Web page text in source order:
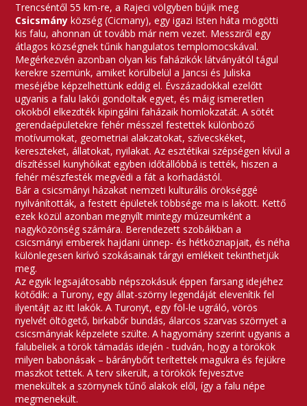
Trencséntől 55 km-re, a Rajeci völgyben bújik meg
Csicsmányközség (Cicmany), egy igazi Isten háta mögötti
kis falu, ahonnan út tovább már nem vezet. Messziről egy
átlagos községnek tűnik hangulatos templomocskával.
Megérkezvén azonban olyan kis faházikók látványától tágul
kerekre szemünk, amiket körülbelül a Jancsi és Juliska
meséjébe képzelhettünk eddig el. Évszázadokkal ezelőtt
ugyanis a falu lakói gondoltak egyet, és máig ismeretlen
okokból elkezdték kipingálni faházaik homlokzatát. A sötét
gerendaépületekre fehér mésszel festettek különböző
motívumokat, geometriai alakzatokat, szívecskéket,
kereszteket, állatokat, nyilakat. Az esztétikai szépségen kívül a
díszítéssel kunyhóikat egyben időtállóbbá is tették, hiszen a
fehér mészfesték megvédi a fát a korhadástól.
Bár a csicsmányi házakat nemzeti kulturális örökséggé
nyilvánították, a festett épületek többsége ma is lakott. Kettő
ezek közül azonban megnyílt mintegy múzeumként a
nagyközönség számára. Berendezett szobáikban a
csicsmányi emberek hajdani ünnep- és hétköznapjait, és néha
különlegesen kirívó szokásainak tárgyi emlékeit tekinthetjük
meg.
Az egyik legsajátosabb népszokásuk éppen farsang idejéhez
kötődik: a Turony, egy állat-szörny legendáját elevenítik fel
ilyentájt az itt lakók. A Turonyt, egy föl-le ugráló, vörös
nyelvét öltögető, birkabőr bundás, álarcos szarvas szörnyet a
csicsmányiak képzelete szülte. A hagyomány szerint ugyanis a
falubeliek a török támadás idején - tudván, hogy a törökök
milyen babonásak – báránybőrt terítettek magukra és fejükre
maszkot tettek. A terv sikerült, a törökök fejvesztve
menekültek a szörnynek tűnő alakok elől, így a falu népe
megmenekült.